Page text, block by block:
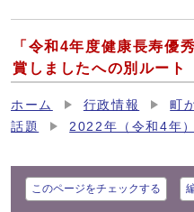
「令和4年度健康長寿優
賞しましたへの別ルート
ホーム 行政情報
町
話題
2022年（令和4年）
このページをチェックする